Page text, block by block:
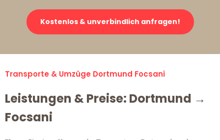
Kostenlos & unverbindlich anfragen!
Transporte & Umzüge Dortmund Focsani
Leistungen & Preise: Dortmund →
Focsani